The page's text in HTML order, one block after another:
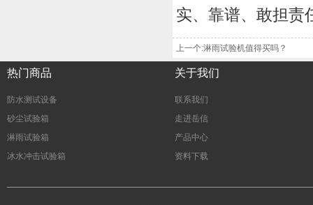
实、靠谱、敢担责
上一个:淋雨试验机值得买吗？
热门商品
防水测试设备
砂尘试验箱
淋雨试验箱
冰水冲击试验箱
关于我们
联系我们
走进岳信
产品中心
资料下载